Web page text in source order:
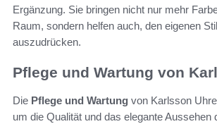
Ergänzung. Sie bringen nicht nur mehr
Raum, sondern helfen auch, den eigenen
auszudrücken.
Pflege und Wartung von
Die Pflege und Wartung von Karlsson
um die Qualität und das elegante Aussehen